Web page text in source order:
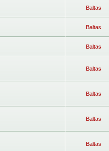
Baltas
Baltas
Baltas
Baltas
Baltas
Baltas
Baltas